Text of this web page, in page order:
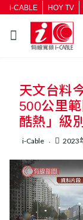
i-CABLE HOY TV
返回
天文台料
500公里
酷熱」級別
i-Cable 2023